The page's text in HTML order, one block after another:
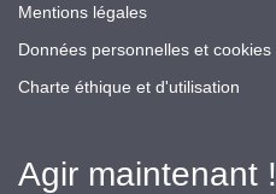
Mentions légales
Données personnelles et cookies
Charte éthique et d'utilisation
Agir maintenant !